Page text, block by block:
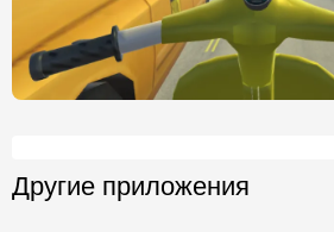
Другие приложения